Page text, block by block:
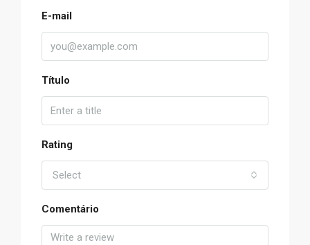
E-mail
Título
Rating
Select
Comentário